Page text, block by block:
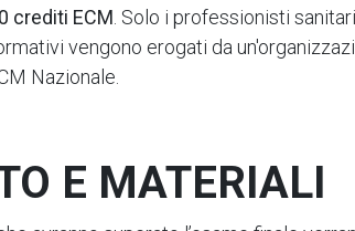
crediti ECM . Solo i professionisti
vengono erogati da
Nazionale.
E MATERIALI